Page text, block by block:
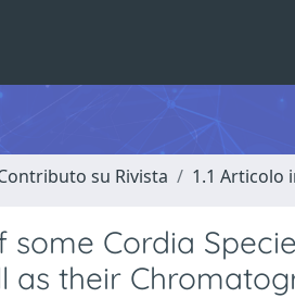
su Rivista 1.1 Articolo
some Cordia
as their